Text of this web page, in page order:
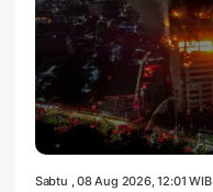
Sabtu , 08 Aug 2026, 12:01 WIB